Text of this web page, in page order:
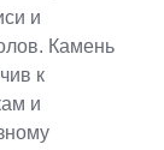
и
Камень
к
и